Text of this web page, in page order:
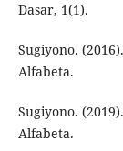
Dasar, 1(1).
Sugiyono.
Alfabeta.
Sugiyono.
Alfabeta.